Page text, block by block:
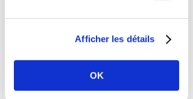
Afficher les détails
OK